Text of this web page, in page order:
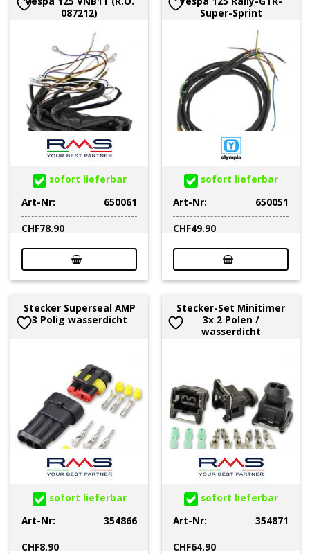
087212)
sofort lieferbar
Art-Nr:
650061
CHF78.90
Super-Sprint
sofort lieferbar
Art-Nr:
650051
CHF49.90
Stecker Superseal AMP
3 Polig wasserdicht
sofort lieferbar
Art-Nr:
354866
CHF8.90
Stecker-Set Minitimer
3x 2 Polen /
wasserdicht
sofort lieferbar
Art-Nr:
354871
CHF64.90